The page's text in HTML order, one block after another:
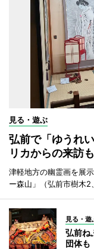
見る・遊ぶ
弘前で「ゆうれ
リカからの来訪も
津軽地方の幽霊画を展
ー森山」（弘前市樹木2
見る・遊
弘前ね
団体も